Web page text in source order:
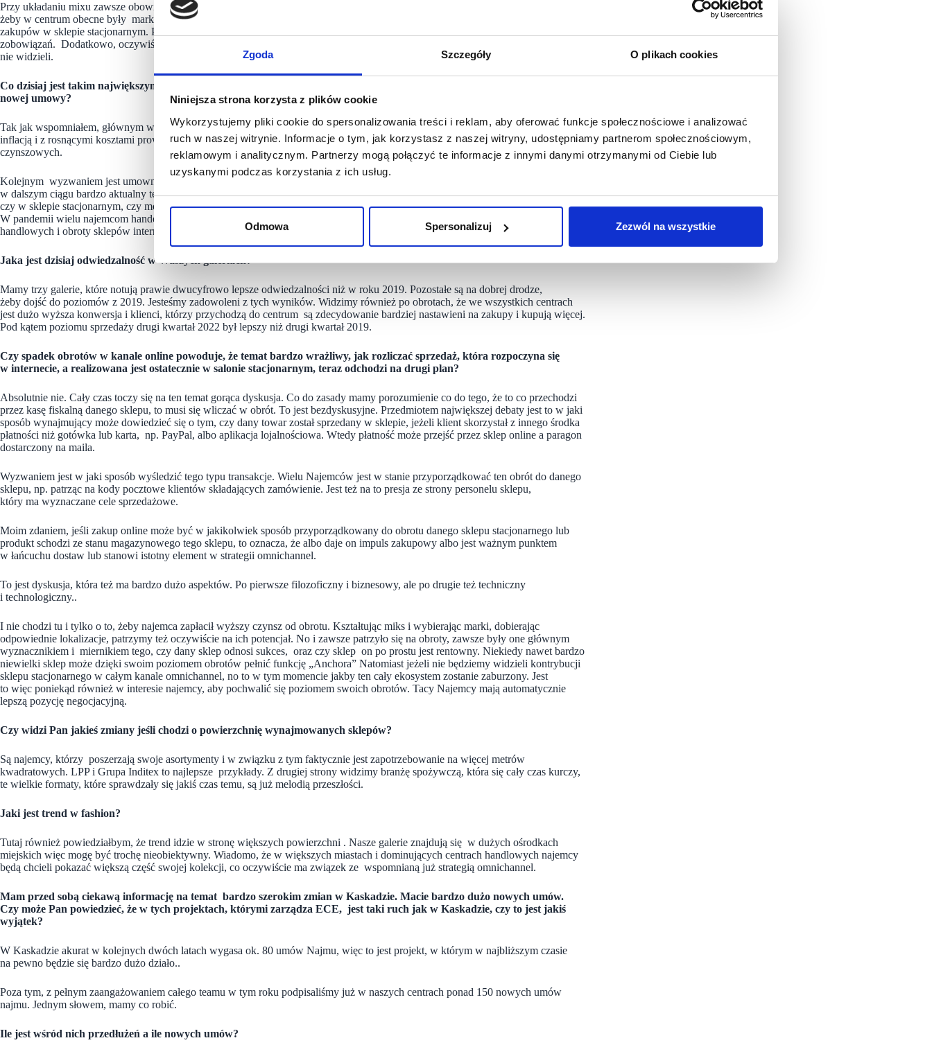
Zgoda Szczegóły O plikach cookies
Niniejsza strona korzysta z plików cookie
Wykorzystujemy pliki cookie do spersonalizowania treści i reklam, aby oferować funkcje społecznościowe i analizować
ruch w naszej witrynie. Informacje o tym, jak korzystasz z naszej witryny, udostępniamy partnerom społecznościowym,
reklamowym i analitycznym. Partnerzy mogą połączyć te informacje z innymi danymi otrzymanymi od Ciebie lub
uzyskanymi podczas korzystania z ich usług.
Odmowa Spersonalizuj Zezwól na wszystkie
Przy układaniu mixu zawsze obowiązywały i będą obowiązywały podobne zasady, czyli w interesie wynajmującego jest to,
żeby w centrum obecne były marki, które sprawią, że klient będzie miał potrzebę przyjścia do centrum handlowego i zrobienia
zakupów w sklepie stacjonarnym. Po drugie, żeby były to stabilne i zdrowe finansowo firmy, które wywiązują się ze swoich
zobowiązań. Dodatkowo, oczywiście bardzo mile widziane są innowacyjne koncepty, które oferują klientom coś, czego jeszcze
nie widzieli.
Co dzisiaj jest takim największym wyzwaniem, kiedy Pan siada do negocjacji w sprawie przedłużenia umowy, albo w sprawie
nowej umowy?
Tak jak wspomniałem, głównym wyzwaniem jest wciąż pewna doza niepewności związana wcześniej z pandemią, a teraz z wojną,
inflacją i z rosnącymi kosztami prowadzenia biznesu. Przekłada się to oczywiście na dyskusje na temat okresów najmu i stawek
czynszowych.
Kolejnym wyzwaniem jest umowne określenie tego w jaki sposób sklep stacjonarny wpisuje się w strategię omnichannel. To jest
w dalszym ciągu bardzo aktualny temat. Można prowadzić bardzo długie dyskusje o tym, gdzie rozpoczyna się proces zakupu,
czy w sklepie stacjonarnym, czy może w Internecie? Konia z rzędem temu, kto znajdzie jedyną słuszną odpowiedź na to pytanie.
W pandemii wielu najemcom handel online pozwolił przetrwać, natomiast już teraz widzimy, że klienci wracają do centrów
handlowych i obroty sklepów internetowych wracają do poziomów sprzed pandemii.
Jaka jest dzisiaj odwiedzalność w Waszych galeriach?
Mamy trzy galerie, które notują prawie dwucyfrowo lepsze odwiedzalności niż w roku 2019. Pozostałe są na dobrej drodze,
żeby dojść do poziomów z 2019. Jesteśmy zadowoleni z tych wyników. Widzimy również po obrotach, że we wszystkich centrach
jest dużo wyższa konwersja i klienci, którzy przychodzą do centrum są zdecydowanie bardziej nastawieni na zakupy i kupują więcej.
Pod kątem poziomu sprzedaży drugi kwartał 2022 był lepszy niż drugi kwartał 2019.
Czy spadek obrotów w kanale online powoduje, że temat bardzo wrażliwy, jak rozliczać sprzedaż, która rozpoczyna się
w internecie, a realizowana jest ostatecznie w salonie stacjonarnym, teraz odchodzi na drugi plan?
Absolutnie nie. Cały czas toczy się na ten temat gorąca dyskusja. Co do zasady mamy porozumienie co do tego, że to co przechodzi
przez kasę fiskalną danego sklepu, to musi się wliczać w obrót. To jest bezdyskusyjne. Przedmiotem największej debaty jest to w jaki
sposób wynajmujący może dowiedzieć się o tym, czy dany towar został sprzedany w sklepie, jeżeli klient skorzystał z innego środka
płatności niż gotówka lub karta, np. PayPal, albo aplikacja lojalnościowa. Wtedy płatność może przejść przez sklep online a paragon
dostarczony na maila.
Wyzwaniem jest w jaki sposób wyśledzić tego typu transakcje. Wielu Najemców jest w stanie przyporządkować ten obrót do danego
sklepu, np. patrząc na kody pocztowe klientów składających zamówienie. Jest też na to presja ze strony personelu sklepu,
który ma wyznaczane cele sprzedażowe.
Moim zdaniem, jeśli zakup online może być w jakikolwiek sposób przyporządkowany do obrotu danego sklepu stacjonarnego lub
produkt schodzi ze stanu magazynowego tego sklepu, to oznacza, że albo daje on impuls zakupowy albo jest ważnym punktem
w łańcuchu dostaw lub stanowi istotny element w strategii omnichannel.
To jest dyskusja, która też ma bardzo dużo aspektów. Po pierwsze filozoficzny i biznesowy, ale po drugie też techniczny
i technologiczny..
I nie chodzi tu i tylko o to, żeby najemca zapłacił wyższy czynsz od obrotu. Kształtując miks i wybierając marki, dobierając
odpowiednie lokalizacje, patrzymy też oczywiście na ich potencjał. No i zawsze patrzyło się na obroty, zawsze były one głównym
wyznacznikiem i miernikiem tego, czy dany sklep odnosi sukces, oraz czy sklep on po prostu jest rentowny. Niekiedy nawet bardzo
niewielki sklep może dzięki swoim poziomem obrotów pełnić funkcję „Anchora” Natomiast jeżeli nie będziemy widzieli kontrybucji
sklepu stacjonarnego w całym kanale omnichannel, no to w tym momencie jakby ten cały ekosystem zostanie zaburzony. Jest
to więc poniekąd również w interesie najemcy, aby pochwalić się poziomem swoich obrotów. Tacy Najemcy mają automatycznie
lepszą pozycję negocjacyjną.
Czy widzi Pan jakieś zmiany jeśli chodzi o powierzchnię wynajmowanych sklepów?
Są najemcy, którzy poszerzają swoje asortymenty i w związku z tym faktycznie jest zapotrzebowanie na więcej metrów
kwadratowych. LPP i Grupa Inditex to najlepsze przykłady. Z drugiej strony widzimy branżę spożywczą, która się cały czas kurczy,
te wielkie formaty, które sprawdzały się jakiś czas temu, są już melodią przeszłości.
Jaki jest trend w fashion?
Tutaj również powiedziałbym, że trend idzie w stronę większych powierzchni . Nasze galerie znajdują się w dużych ośrodkach
miejskich więc mogę być trochę nieobiektywny. Wiadomo, że w większych miastach i dominujących centrach handlowych najemcy
będą chcieli pokazać większą część swojej kolekcji, co oczywiście ma związek ze wspomnianą już strategią omnichannel.
Mam przed sobą ciekawą informację na temat bardzo szerokim zmian w Kaskadzie. Macie bardzo dużo nowych umów.
Czy może Pan powiedzieć, że w tych projektach, którymi zarządza ECE, jest taki ruch jak w Kaskadzie, czy to jest jakiś
wyjątek?
W Kaskadzie akurat w kolejnych dwóch latach wygasa ok. 80 umów Najmu, więc to jest projekt, w którym w najbliższym czasie
na pewno będzie się bardzo dużo działo..
Poza tym, z pełnym zaangażowaniem całego teamu w tym roku podpisaliśmy już w naszych centrach ponad 150 nowych umów
najmu. Jednym słowem, mamy co robić.
Ile jest wśród nich przedłużeń a ile nowych umów?